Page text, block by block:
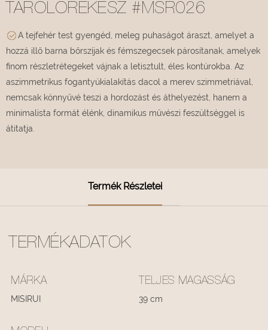
TÁROLÓREKESZ #MSR026
A tejfehér test gyengéd, meleg puhaságot áraszt, amelyet a
hozzá illő barna bőrszíjak és fémszegecsek párosítanak, amelyek
finom részletrétegeket vájnak a letisztult, éles kontúrokba. Az
aszimmetrikus fogantyúkialakítás dacol a merev szimmetriával,
nemcsak könnyűvé teszi a hordozást és áthelyezést, hanem a
minimalista formát élénk, dinamikus művészi feszültséggel is
átitatja.
Termék Részletei
TERMÉKADATOK
MÁRKA
MISIRUI
TELJES MAGASSÁG
39 cm